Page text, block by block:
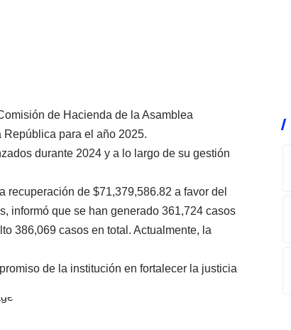
de Hacienda de la Asamblea
para el año 2025.
durante 2024 y a lo largo de su gestión
recuperación de $71,379,586.82 a favor del
informó que se han generado 361,724 casos
386,069 casos en total. Actualmente, la
de la institución en fortalecer la justicia